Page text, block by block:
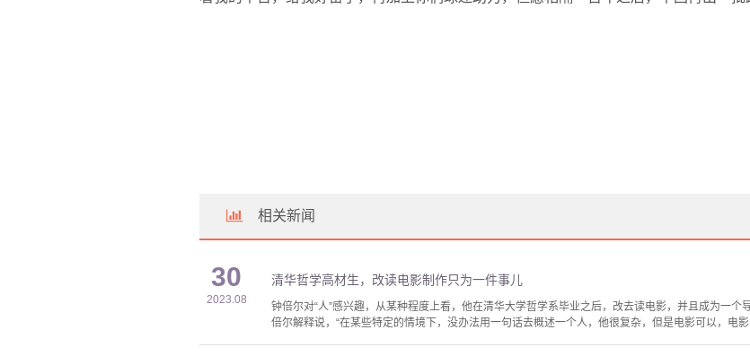
相关新闻
30
2023.08
清华哲学高材生，改读电影制作只为一件事儿
钟倍尔对“人”感兴趣，从某种程度上看，他在清华大学哲学系毕业之后，改去读电影，并且成为一个
倍尔解释说，“在某些特定的情境下，没办法用一句话去概述一个人，他很复杂，但是电影可以，电